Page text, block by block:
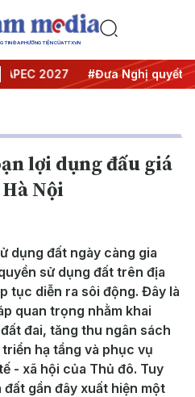
TIN ĐA PHƯƠNG TIỆN CỦA TTXVN
2027 #Đưa Nghị quyết thành
lợi dụng đấu giá
Nội
dụng đất ngày càng gia
sử dụng đất trên địa
tục diễn ra sôi động. Đây là
quan trọng nhằm khai
đai, tăng thu ngân sách
hạ tầng và phục vụ
- xã hội của Thủ đô. Tuy
gần đây xuất hiện một